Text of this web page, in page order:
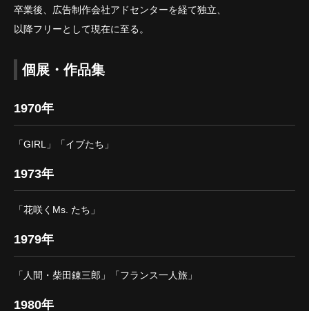
卒業後、広告制作会社アドセンターを経て独立、
以降フリーとして現在に至る。
個展・作品集
1970年
「GIRL」「イブたち」
1973年
「花咲くMs. たち」
1979年
「人間・柴田錬三郎」「フランス一人旅」
1980年